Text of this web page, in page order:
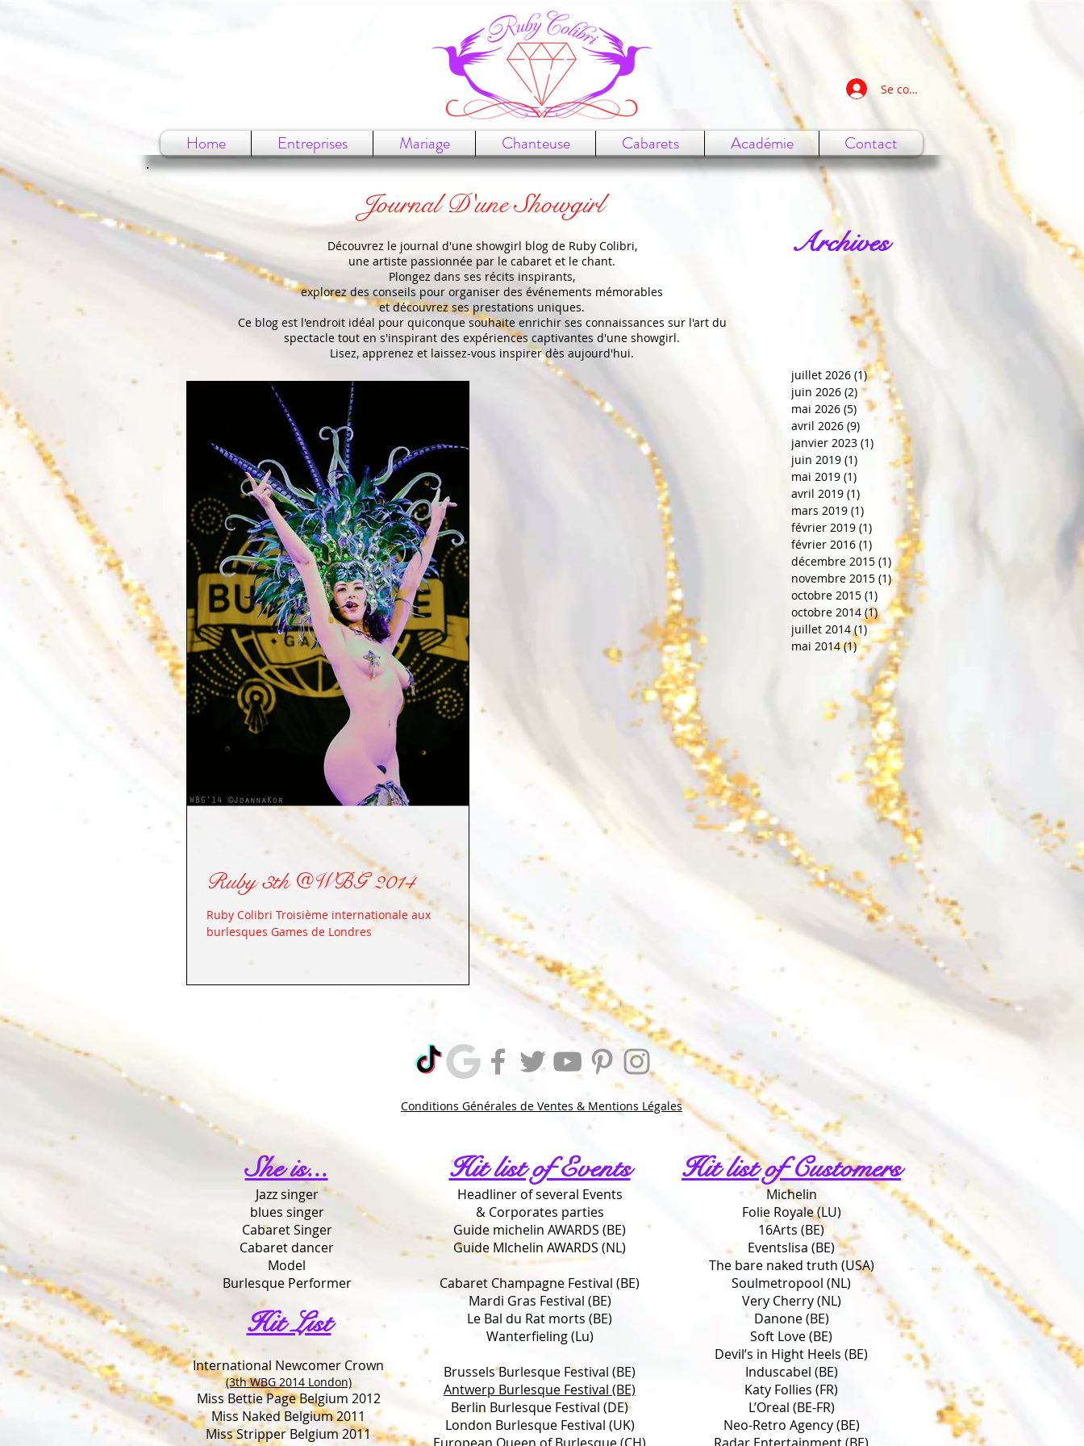
Se connecter
Home Entreprises Mariage Chanteuse Cabarets Académie Contact
Journal D'une Showgirl
Découvrez le journal d'une showgirl blog de Ruby Colibri,
une artiste passionnée par le cabaret et le chant.
Plongez dans ses récits inspirants,
explorez des conseils pour organiser des événements mémorables
et découvrez ses prestations uniques.
Ce blog est l'endroit idéal pour quiconque souhaite enrichir ses connaissances sur l'art du
spectacle tout en s'inspirant des expériences captivantes d'une showgirl.
Lisez, apprenez et laissez-vous inspirer dès aujourd'hui.
Archives
Ruby 3th @WBG 2014
Ruby Colibri Troisième internationale aux
burlesques Games de Londres
juillet 2026 (1)1 post
juin 2026 (2) 2 posts
mai 2026 (5) 5 posts
avril 2026 (9) 9 posts
janvier 2023 (1) 1 post
juin 2019 (1) 1 post
mai 2019 (1)
avril 2019 (1)
mars 2019 (1)
février 2019 (1) 1 post
février 2016 (1) 1 post
décembre 2015 (1) 1 post
novembre 2015 (1)1 post
octobre 2015 (1) 1 post
octobre 2014 (1)1 post
juillet 2014 (1)1 post
mai 2014 (1)1 post
Conditions Générales de Ventes & Mentions Légales
She is...
Jazz singer
blues singer
Cabaret Singer
Cabaret dancer
Model
Burlesque Performer
Hit List
International Newcomer Crown
(3th WBG 2014 London)
Miss Bettie Page Belgium 2012
Miss Naked Belgium 2011
Miss Stripper Belgium 2011
Hit list of Events
Headliner of several Events
& Corporates parties
Guide michelin AWARDS (BE)
Guide MIchelin AWARDS (NL)
Cabaret Champagne Festival (BE)
Mardi Gras Festival (BE)
Le Bal du Rat morts (BE)
Wanterfieling (Lu)
Brussels Burlesque Festival (BE)
Antwerp Burlesque Festival (BE)
Berlin Burlesque Festival (DE)
London Burlesque Festival (UK)
Hit list of Customers
Michelin
Folie Royale (LU)
16Arts (BE)
Eventslisa (BE)
The bare naked truth (USA)
Soulmetropool (NL)
Very Cherry (NL)
Danone (BE)
Soft Love (BE)
Devil’s in Hight Heels (BE)
Induscabel (BE)
Katy Follies (FR)
L’Oreal (BE-FR)
Neo-Retro Agency (BE)